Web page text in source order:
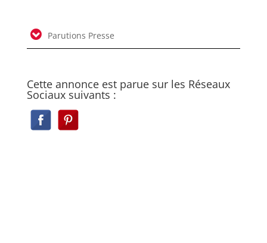
Parutions Presse
Cette annonce est parue sur les Réseaux
Sociaux suivants :